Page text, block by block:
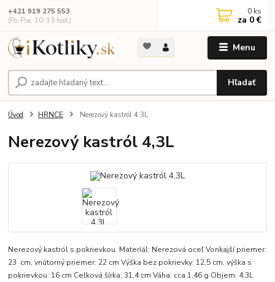
Menu
Hľadať
+421 919 275 553
(Po-Pia, 10-13 hod.)
0 ks
za 0 €
Úvod HRNCE Nerezový kastról 4,3L
Nerezový kastról 4,3L
Nerezový kastról s pokrievkou. Materíál: Nerezová oceľ Vonkajší priemer:
23 cm, vnútorný priemer: 22 cm Výška bez pokrievky: 12,5 cm, výška s
pokrievkou: 16 cm Celková šírka: 31,4 cm Váha: cca 1,46 g Objem: 4,3L